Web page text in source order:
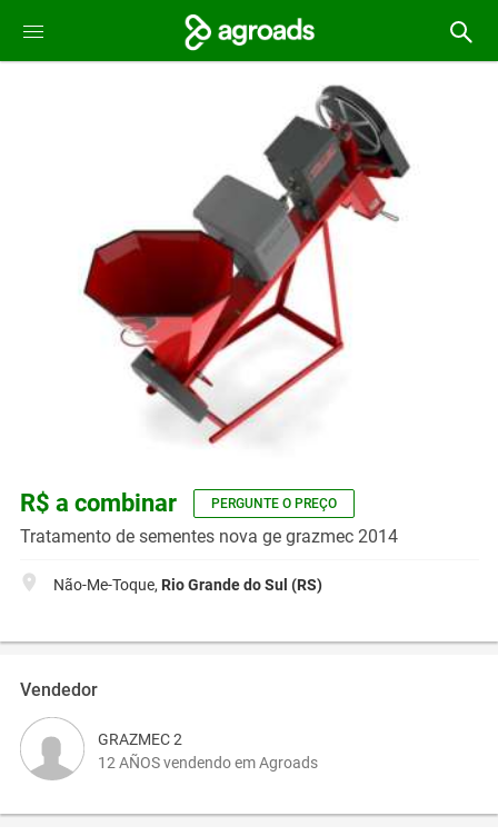
R$ a combinar PERGUNTE O PREÇO
Tratamento de sementes nova ge grazmec 2014
Não-Me-Toque, Rio Grande do Sul (RS)
Vendedor
GRAZMEC 2
12 AÑOS vendendo em Agroads